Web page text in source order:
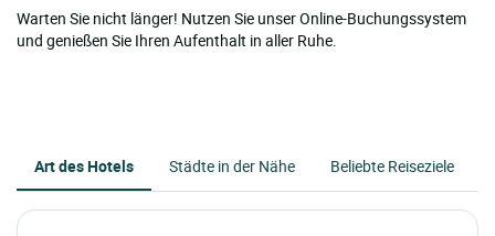
Warten Sie nicht länger! Nutzen Sie unser Online-Buchungssystem
und genießen Sie Ihren Aufenthalt in aller Ruhe.
Art des Hotels Städte in der Nähe Beliebte Reiseziele